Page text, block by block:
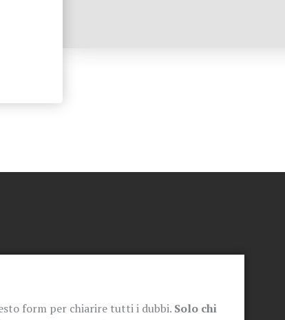
form per chiarire tutti i dubbi. Solo chi